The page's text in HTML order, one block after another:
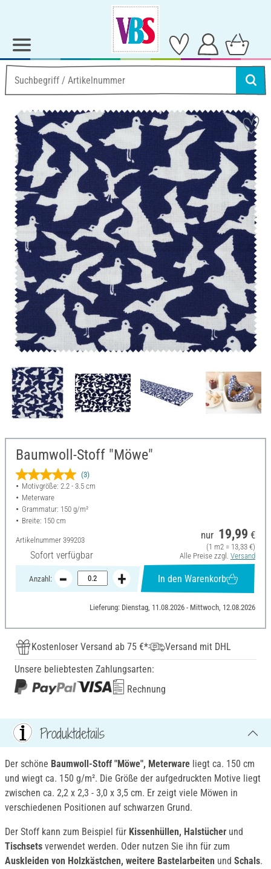
Baumwoll-Stoff "Möwe"
(3)
Motivgröße: 2.2 - 3.5 cm
Meterware
Grammatur: 150 g/m²
Breite: 150 cm
Artikelnummer 399203
Sofort verfügbar
nur 19,99 €
(1 m2 = 13,33 €)
Alle Preise zzgl. Versand
Anzahl: In den Warenkorb
Lieferung: Dienstag, 11.08.2026 - Mittwoch, 12.08.2026
Kostenloser Versand ab 75 €*
Versand mit DHL
Unsere beliebtesten Zahlungsarten:
Rechnung
Produktdetails
Der schöne Baumwoll-Stoff "Möwe", Meterware liegt ca. 150 cm
und wiegt ca. 150 g/m². Die Größe der aufgedruckten Motive liegt
zwischen ca. 2,2 x 2,3 - 3,0 x 3,5 cm. Er zeigt viele Möwen in
verschiedenen Positionen auf schwarzen Grund.
Der Stoff kann zum Beispiel für Kissenhüllen, Halstücher und
Tischsets verwendet werden. Oder nutzen Sie ihn für zum
Auskleiden von Holzkästchen, weitere Bastelarbeiten und Schals.